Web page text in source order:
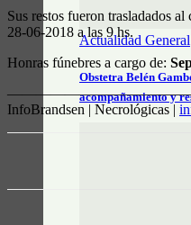
Actualidad General
Obstetra Belén
acompañamiento y
Sus restos fueron trasladados
28-06-2018 a las 9 hs.
Honras fúnebres a cargo de:
InfoBrandsen | Necrológicas |